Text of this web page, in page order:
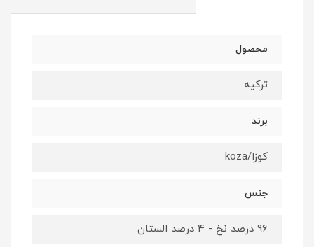
محصول
ترکیه
برند
کوزا/koza
جنس
96 درصد نخ - 4 درصد الستان